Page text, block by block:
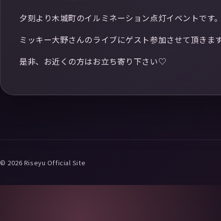
夕刻より木城町のイルミネーション点灯イベントです
ミッキー大野さんのライブにゲスト参加させて頂きま
是非、お近くの方はお立ち寄り下さい♡
© 2026 Riseyu Official Site